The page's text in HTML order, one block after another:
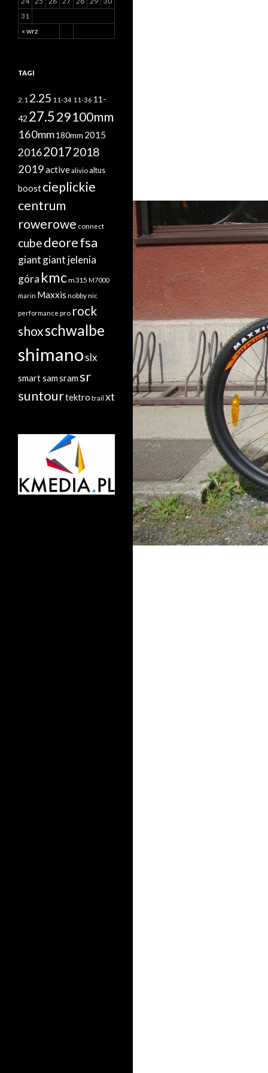
« wrz
31
TAGI
2.1 2.25 11-34 11-36 11-
42 27.529100mm
160mm180mm 2015
201620172018
2019activealivioaltus
boostcieplickie
centrum
rowerowe connect
cubedeorefsa
giantgiant jelenia
góra kmcm315 M7000
marin Maxxis nobby nic
performance pro rock
shoxschwalbe
shimanoslx
smart samsramsr
suntourtektro trail xt